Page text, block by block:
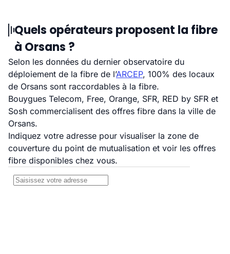
Quels opérateurs proposent la fibre
à Orsans ?
Selon les données du dernier observatoire du
déploiement de la fibre de l’ARCEP, 100% des locaux
de Orsans sont raccordables à la fibre.
Bouygues Telecom, Free, Orange, SFR, RED by SFR et
Sosh commercialisent des offres fibre dans la ville de
Orsans.
Indiquez votre adresse pour visualiser la zone de
couverture du point de mutualisation et voir les offres
fibre disponibles chez vous.